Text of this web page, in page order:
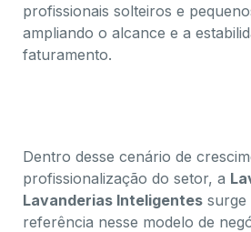
profissionais solteiros e
ampliando o alcance e a
faturamento.
Dentro desse cenário de
profissionalização do setor, a
Lavanderias Inteligentes surge
referência nesse modelo de